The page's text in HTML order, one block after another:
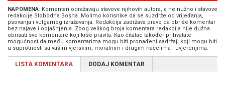
NAPOMENA: Komentari odražavaju stavove njihovih autora, a ne nužno i stavove
redakcije Slobodna Bosna. Molimo korisnike da se suzdrže od vrijeđanja,
psovanja i vulgarnog izražavanja. Redakcija zadržava pravo da obriše komentar
bez najave i objašnjenja. Zbog velikog broja komentara redakcija nije dužna
obrisati sve komentare koji krše pravila. Kao čitalac također prihvatate
mogućnost da među komentarima mogu biti pronađeni sadržaji koji mogu biti
u suprotnosti sa vašim vjerskim, moralnim i drugim načelima i uvjerenjima.
LISTA KOMENTARA DODAJ KOMENTAR